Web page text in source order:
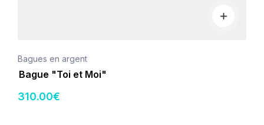
Bagues en argent
Bague "Toi et Moi"
310.00€